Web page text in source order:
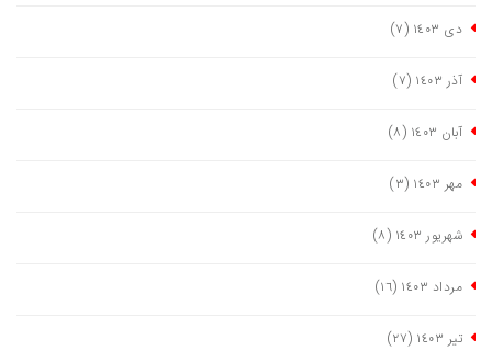
دی ١٤٠٣ (٧)
آذر ١٤٠٣ (٧)
آبان ١٤٠٣ (٨)
مهر ١٤٠٣ (٣)
شهریور ١٤٠٣ (٨)
مرداد ١٤٠٣ (١٦)
تیر ١٤٠٣ (٢٧)